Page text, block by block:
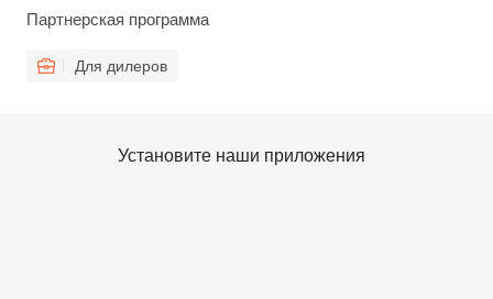
Партнерская программа
Для дилеров
Установите наши приложения